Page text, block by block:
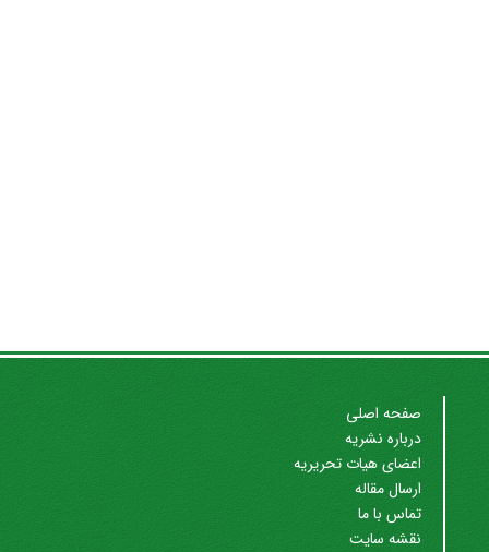
صفحه اصلی
درباره نشریه
اعضای هیات تحریریه
ارسال مقاله
تماس با ما
نقشه سایت